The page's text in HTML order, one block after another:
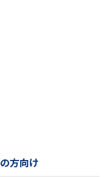
⽅向け